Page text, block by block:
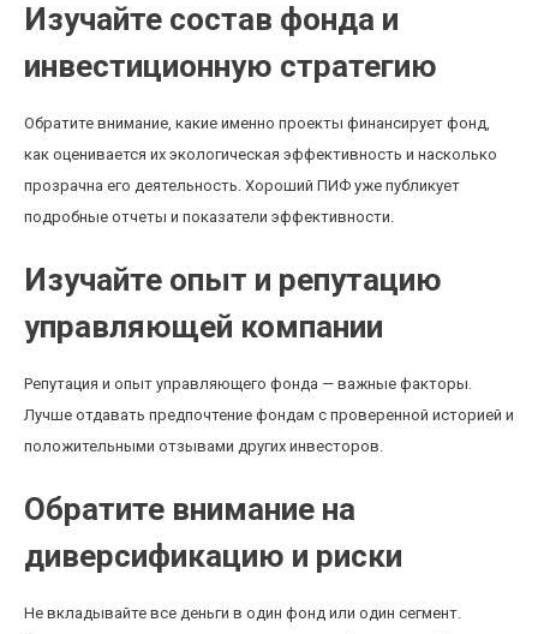
Изучайте состав фонда и
инвестиционную стратегию
Обратите внимание, какие именно проекты финансирует фонд,
как оценивается их экологическая эффективность и насколько
прозрачна его деятельность. Хороший ПИФ уже публикует
подробные отчеты и показатели эффективности.
Изучайте опыт и репутацию
управляющей компании
Репутация и опыт управляющего фонда — важные факторы.
Лучше отдавать предпочтение фондам с проверенной историей и
положительными отзывами других инвесторов.
Обратите внимание на
диверсификацию и риски
Не вкладывайте все деньги в один фонд или один сегмент.